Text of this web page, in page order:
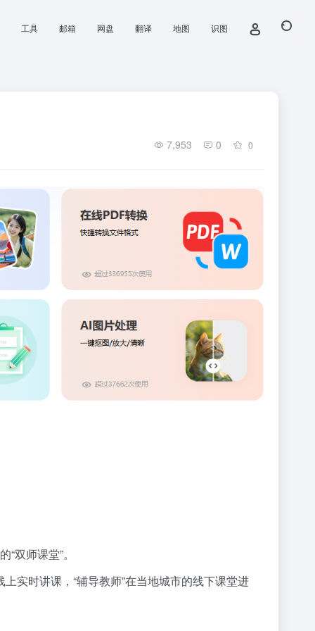
工具 邮箱 网盘 翻译 地图 识图
7,953 0 0
双师课堂”。
实时讲课，“辅导教师”在当地城市的线下课堂进